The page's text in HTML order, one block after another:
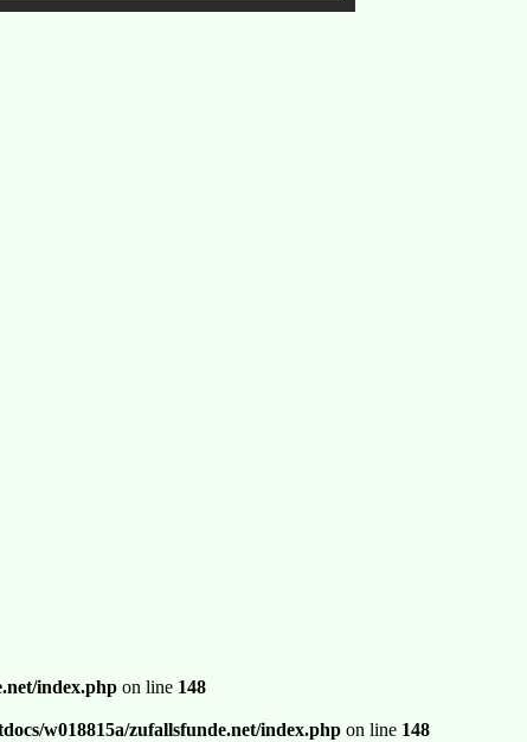
index.php on line 148
w018815a/zufallsfunde.net/index.php on line 148